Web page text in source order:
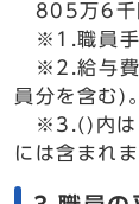
805万6千
※1.職員手
※2.給与費
員分を含む)。
※3.()内は
には含まれま